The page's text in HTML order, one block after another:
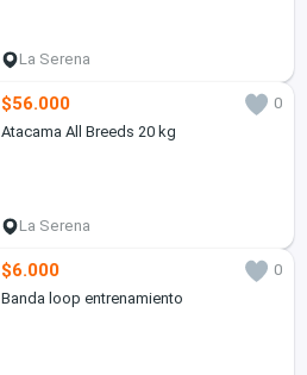
La Serena
$56.000
0
Atacama All Breeds 20 kg
La Serena
$6.000
0
Banda loop entrenamiento